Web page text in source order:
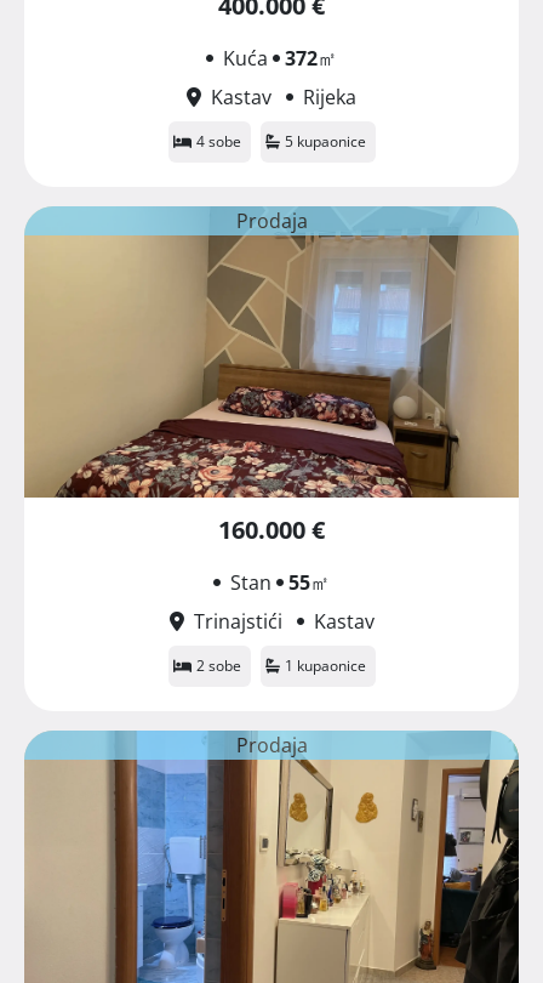
Kuća 372㎡
Kastav
Rijeka
4 sobe 5 kupaonice
Prodaja
160.000 €
Stan 55㎡
Trinajstići
Kastav
2 sobe 1 kupaonice
Prodaja